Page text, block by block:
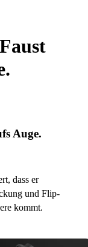
Auge.
dass er
und Flip-
kommt.